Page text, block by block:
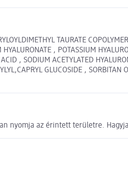
TAURATE
, POTASSIUM
, SODIUM ACETYLATED
GLUCOSIDE , SORBITAN
nyomja az érintett területre.